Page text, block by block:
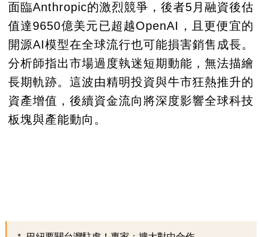
面臨Anthropic的激烈競爭，後者5月融資後估
值達9650億美元已超越OpenAI，且更便宜的
開源AI模型在全球流行也可能損害銷售成長。
分析師指出市場過度執迷短期動能，無法描繪
長期軌跡。這波由精明投資與牛市狂熱推升的
資產增值，後續資金流向將深度影響全球科技
板塊與產能動向。